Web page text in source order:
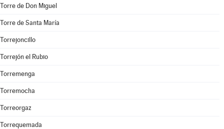
Torre de Don Miguel
Torre de Santa María
Torrejoncillo
Torrejón el Rubio
Torremenga
Torremocha
Torreorgaz
Torrequemada